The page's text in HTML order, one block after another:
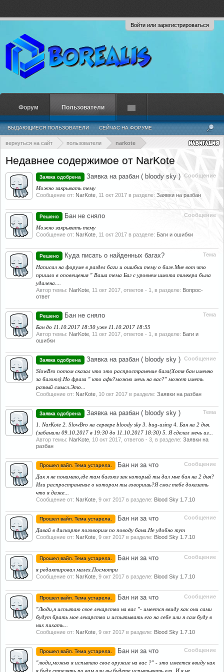
Войти или зарегистрироваться
вернуться на сайт пользователи narkote
Недавнее содержимое от NarKote
Сообщение
Заявка одобрена Заявка на разбан ( bloody sky )
Можно закрывать тему
Сообщение от: NarKote 11 окт 2017 в разделе: Заявки на разбан
Сообщение
Решено Бан не сняло
Можно закрывать тему
Сообщение от: NarKote 11 окт 2017 в разделе: Баги и ошибки
Тема
Решено Куда писать о найденных багах?
Написал на форуме в раздел баги и ошибки тему о баге.Мне вот что
пришло в оповещения " Ваша тема Баг с уровнем шмота тинкера была
удалена....
Автор темы: NarKote 11 окт 2017 , ответов - 1, в разделе: Вопрос-
ответ
Тема
Решено Бан не сняло
Бан до 11.10.2017 18:30 уже 11.10.2017 18:55
Автор темы: NarKote 11 окт 2017 , ответов - 1, в разделе: Баги и
ошибки
Сообщение
Заявка одобрена Заявка на разбан ( bloody sky )
SlowBro потом сказал что это распространение бага(Хотя бан именно
за багоюз).Но фраза " кто афк?можно мечь на вас?" может иметь
разный смысл.Это...
Сообщение от: NarKote 10 окт 2017 в разделе: Заявки на разбан
Тема
Заявка одобрена Заявка на разбан ( bloody sky )
1. NarKote 2. SlowBro на сервере bloody sky 3. bug-using 4. Бан на 2 дня.
(забанили 09.10.2017 в 19:30 до 11.10.2017 18:30) 5. Я сделал мечь из...
Автор темы: NarKote 10 окт 2017 , ответов - 3, в разделе: Заявки на
разбан
Сообщение
Прошел вайп. Тема устарела. Бан ни за что
Дак я не понимаю,где там багоюз зак который ты дал мне бан на 2 дня?
Или распространение о котором ты говоришь?Я смог тебе доказать
что я даже...
Сообщение от: NarKote 9 окт 2017 в разделе: Blood Sky 1.7.10
Сообщение
Прошел вайп. Тема устарела. Бан ни за что
Давай в дискорте поговорим по поводу бана.Не удобно тут
Сообщение от: NarKote 9 окт 2017 в разделе: Blood Sky 1.7.10
Сообщение
Прошел вайп. Тема устарела. Бан ни за что
я редактировал малех.Посмотри
Сообщение от: NarKote 9 окт 2017 в разделе: Blood Sky 1.7.10
Сообщение
Прошел вайп. Тема устарела. Бан ни за что
"Люди,я испытаю свое лекарство на вас "- имеется ввиду как они сами
будут брать мое лекарство и испытывать его на себе или я сам буду в
них пихать...
Сообщение от: NarKote 9 окт 2017 в разделе: Blood Sky 1.7.10
Сообщение
Прошел вайп. Тема устарела. Бан ни за что
"люди,можно я испытаю свое оружие на вас ?" - это имеется ввиду как
я буду стрелять по вам или вы будете испытывать его. И я не
Форум Пользователи
ВЫДАЮЩИЕСЯ ПОЛЬЗОВАТЕЛИ СЕЙЧАС НА ФОРУМЕ
НЕДАВНЯЯ АКТИВНОСТЬ НОВЫЕ СООБЩЕНИЯ ПРОФИЛЯ